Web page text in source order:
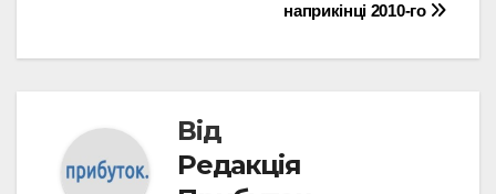
наприкінці 2010-го
Від
Редакція